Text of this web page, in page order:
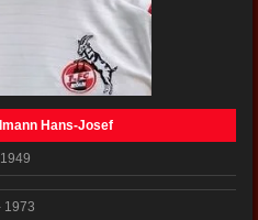
Hans-Josef
1973